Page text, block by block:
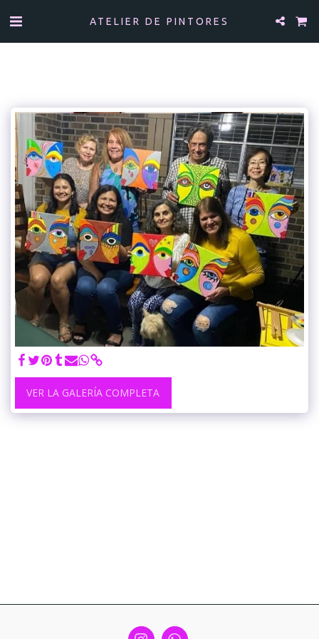
ATELIER DE PINTORES
VER LA GALERÍA COMPLETA